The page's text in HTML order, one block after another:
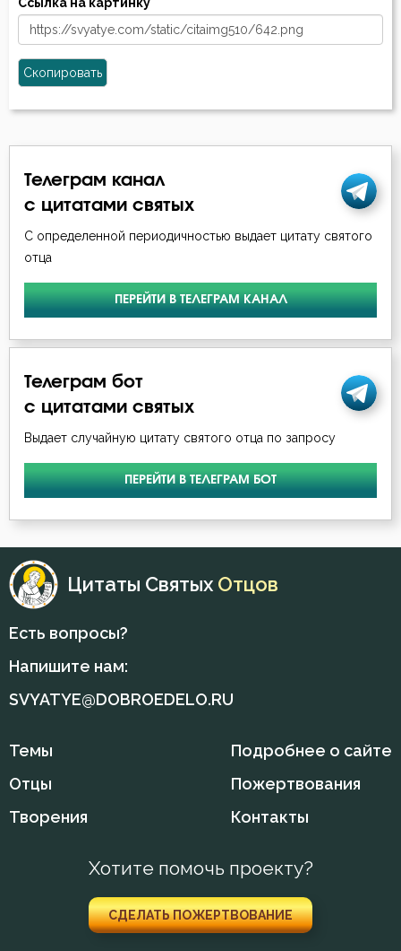
Ссылка на картинку
Скопировать
Телеграм канал
с цитатами святых
С определенной периодичностью выдает цитату святого
отца
ПЕРЕЙТИ В ТЕЛЕГРАМ КАНАЛ
Телеграм бот
с цитатами святых
Выдает случайную цитату святого отца по запросу
ПЕРЕЙТИ В ТЕЛЕГРАМ БОТ
Цитаты Святых Отцов
Есть вопросы?
Напишите нам:
SVYATYE@DOBROEDELO.RU
Темы
Отцы
Творения
Подробнее о сайте
Пожертвования
Контакты
Хотите помочь проекту?
СДЕЛАТЬ ПОЖЕРТВОВАНИЕ